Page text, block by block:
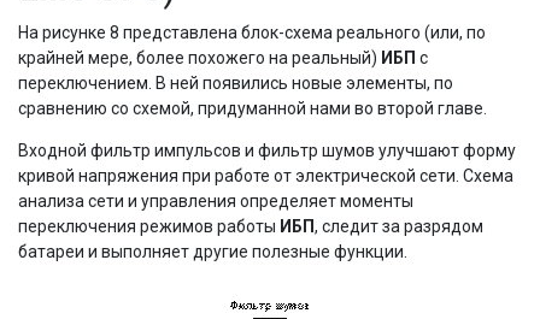
На рисунке 8 представлена блок-схема реального (или, по
крайней мере, более похожего на реальный) ИБП с
переключением. В ней появились новые элементы, по
сравнению со схемой, придуманной нами во второй главе.
Входной фильтр импульсов и фильтр шумов улучшают форму
кривой напряжения при работе от электрической сети. Схема
анализа сети и управления определяет моменты
переключения режимов работы ИБП, следит за разрядом
батареи и выполняет другие полезные функции.